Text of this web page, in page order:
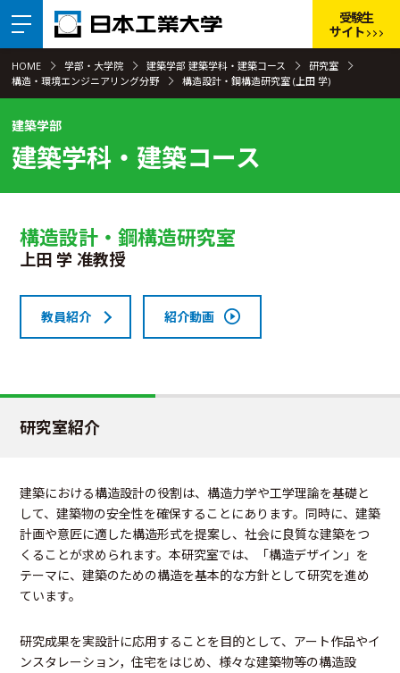
受験生
サイト
HOME 学部・大学院 建築学部 建築学科・建築コース
研究室
構造・環境エンジニアリング分野
構造設計・鋼構造研究室 (上田 学)
建築学部
建築学科・建築コース
構造設計・鋼構造研究室
上田 学 准教授
教員紹介 紹介動画
研究室紹介
建築における構造設計の役割は、構造力学や工学理論を基礎と
して、建築物の安全性を確保することにあります。同時に、建築
計画や意匠に適した構造形式を提案し、社会に良質な建築をつ
くることが求められます。本研究室では、「構造デザイン」を
テーマに、建築のための構造を基本的な方針として研究を進め
ています。
研究成果を実設計に応用することを目的として、アート作品やイ
ンスタレーション，住宅をはじめ、様々な建築物等の構造設